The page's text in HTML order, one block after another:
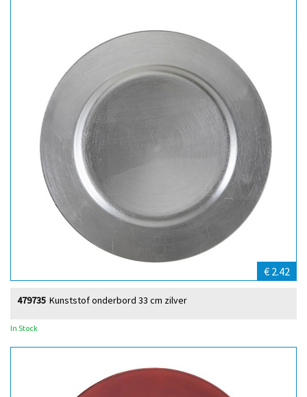
€ 2.42
Kunststof onderbord 33 cm zilver
479735
In Stock